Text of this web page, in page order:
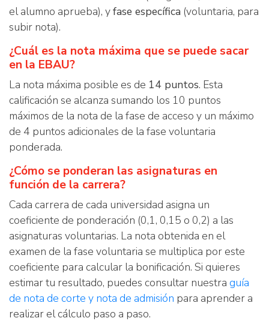
el alumno aprueba), yfase específica (voluntaria, para
subir nota).
¿Cuál es la nota máxima que se puede sacar
en la EBAU?
La nota máxima posible es de 14 puntos. Esta
calificación se alcanza sumando los 10 puntos
máximos de la nota de la fase de acceso y un máximo
de 4 puntos adicionales de la fase voluntaria
ponderada.
¿Cómo se ponderan las asignaturas en
función de la carrera?
Cada carrera de cada universidad asigna un
coeficiente de ponderación (0,1, 0,15 o 0,2) a las
asignaturas voluntarias. La nota obtenida en el
examen de la fase voluntaria se multiplica por este
coeficiente para calcular la bonificación. Si quieres
estimar tu resultado, puedes consultar nuestra guía
de nota de corte y nota de admisión para aprender a
realizar el cálculo paso a paso.